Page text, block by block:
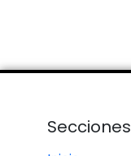
Secciones